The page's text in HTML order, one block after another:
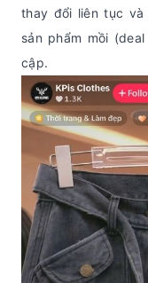
thay đổi liên tục và
sản phẩm mồi
cập.